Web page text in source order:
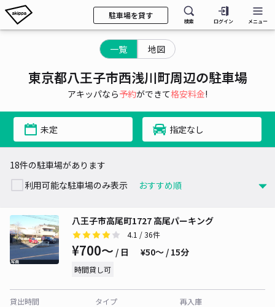
駐車場を貸す
検索 ログイン メニュー
一覧 地図
東京都八王子市西浅川町周辺の駐車場
アキッパなら予約ができて格安料金!
未定 指定なし
18件の駐車場があります
利用可能な駐車場のみ表示
八王子市高尾町1727 高尾パーキング
4.1 / 36件
¥700〜 / 日 ¥50〜 / 15分
時間貸し可
貸出時間
タイプ
再入庫